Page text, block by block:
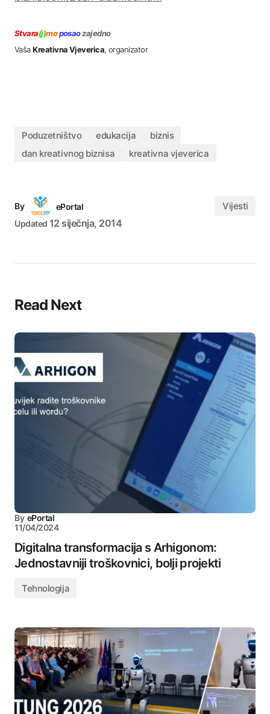
Stvara(j)moposaozajedno
VašaKreativna Vjeverica, organizator
Poduzetništvo edukacija
biznis
dan kreativnog biznisa
kreativna vjeverica
By
ePortal
Updated 12 siječnja, 2014
Vijesti
Read Next
By ePortal
11/04/2024
Digitalna transformacija s Arhigonom:
Jednostavniji troškovnici, bolji projekti
Tehnologija